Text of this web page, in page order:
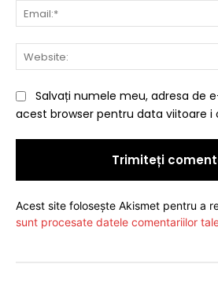
Salvați numele meu, adresa de
acest browser pentru data viitoare i
Acest site folosește Akismet pentru a
sunt procesate datele comentariilor